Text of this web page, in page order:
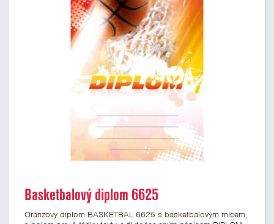
Basketbalový diplom 6625
Oranžový diplom BASKETBAL 6625 s basketbalovým míčem,